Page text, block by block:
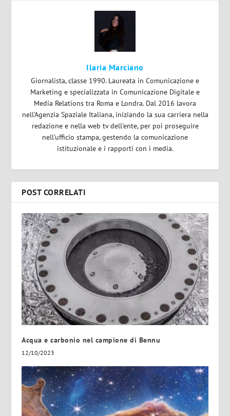
Ilaria Marciano
Giornalista, classe 1990. Laureata in Comunicazione e
Marketing e specializzata in Comunicazione Digitale e
Media Relations tra Roma e Londra. Dal 2016 lavora
nell'Agenzia Spaziale Italiana, iniziando la sua carriera nella
redazione e nella web tv dell'ente, per poi proseguire
nell'ufficio stampa, gestendo la comunicazione
istituzionale e i rapporti con i media.
POST CORRELATI
Acqua e carbonio nel campione di Bennu
12/10/2023